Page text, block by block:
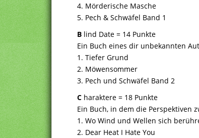
4. Mörderische Masche
5. Pech & Schwäfel Band 1
B lind Date = 14 Punkte
Ein Buch eines dir unbekannten
1. Tiefer Grund
2. Möwensommer
3. Pech und Schwäfel Band 2
C haraktere = 18 Punkte
Ein Buch, in dem die Perspektiven
1. Wo Wind und Wellen sich
2. Dear Heat I Hate You